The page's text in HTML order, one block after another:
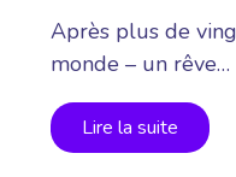
Après plus de
monde – un rêve…
Lire la suite